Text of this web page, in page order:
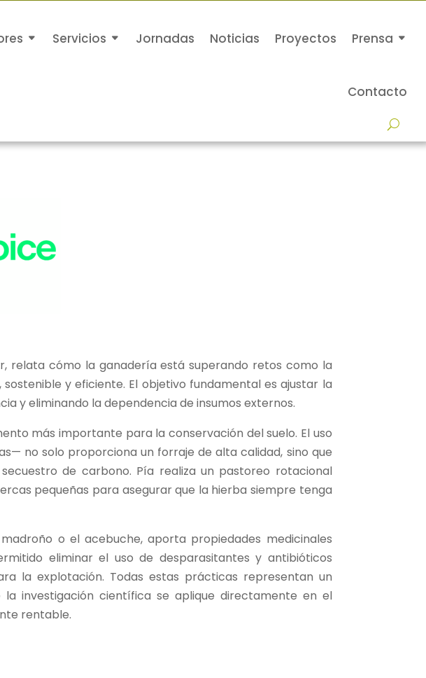
Servicios Jornadas Noticias Proyectos Prensa
Contacto
relata cómo la ganadería está superando retos como la
y eficiente. El objetivo fundamental es ajustar la
y eliminando la dependencia de insumos externos.
más importante para la conservación del suelo. El uso
no solo proporciona un forraje de alta calidad, sino que
de carbono. Pía realiza un pastoreo rotacional
pequeñas para asegurar que la hierba siempre tenga
o el acebuche, aporta propiedades medicinales
eliminar el uso de desparasitantes y antibióticos
la explotación. Todas estas prácticas representan un
investigación científica se aplique directamente en el
rentable.